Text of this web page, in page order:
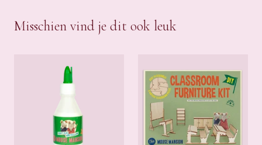
Misschien vind je dit ook leuk